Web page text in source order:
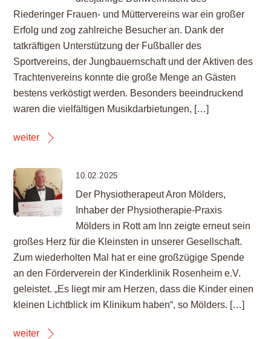
Riederinger Frauen- und Müttervereins war ein großer
Erfolg und zog zahlreiche Besucher an. Dank der
tatkräftigen Unterstützung der Fußballer des
Sportvereins, der Jungbauernschaft und der Aktiven des
Trachtenvereins konnte die große Menge an Gästen
bestens verköstigt werden. Besonders beeindruckend
waren die vielfältigen Musikdarbietungen, […]
weiter
10.02.2025
Der Physiotherapeut Aron Mölders,
Inhaber der Physiotherapie-Praxis
Mölders in Rott am Inn zeigte erneut sein
großes Herz für die Kleinsten in unserer Gesellschaft.
Zum wiederholten Mal hat er eine großzügige Spende
an den Förderverein der Kinderklinik Rosenheim e.V.
geleistet. „Es liegt mir am Herzen, dass die Kinder einen
kleinen Lichtblick im Klinikum haben“, so Mölders. […]
weiter